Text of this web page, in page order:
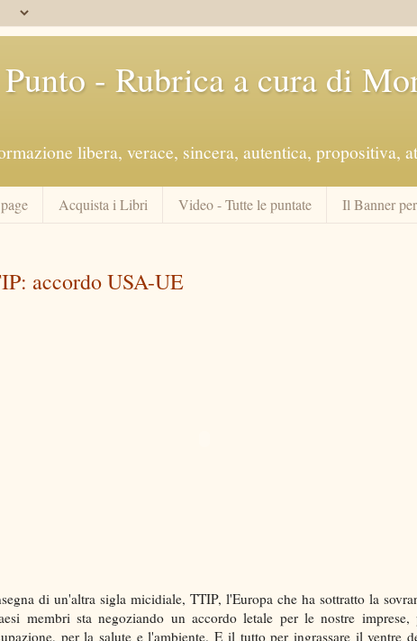
- Rubrica a cura di
libera, verace, sincera, autentica, propositiva,
Acquista i Libri Video - Tutte le puntate Il Banner
accordo USA-UE
di un'altra sigla micidiale, TTIP, l'Europa che ha sottratto la
membri sta negoziando un accordo letale per le nostre imprese,
per la salute e l'ambiente. E il tutto per ingrassare il ventre